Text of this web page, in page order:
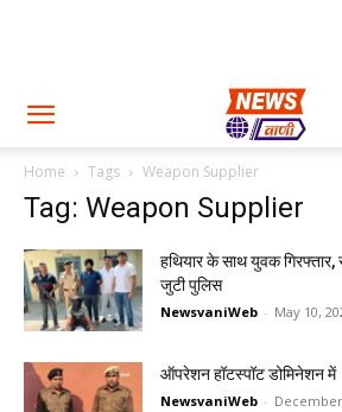
Home Tags Weapon Supplier
Tag: Weapon Supplier
हथियार के साथ युवक गिरफ्तार,
जुटी पुलिस
NewsvaniWeb - May 10,
ऑपरेशन हॉटस्पॉट डोमिनेशन में
NewsvaniWeb -